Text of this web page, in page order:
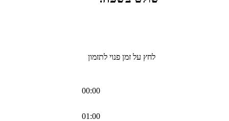
לחץ על זמן פנוי לתזמון
00:00
01:00